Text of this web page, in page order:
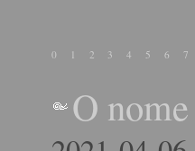
0 1 2 3 4 5 6 7
O